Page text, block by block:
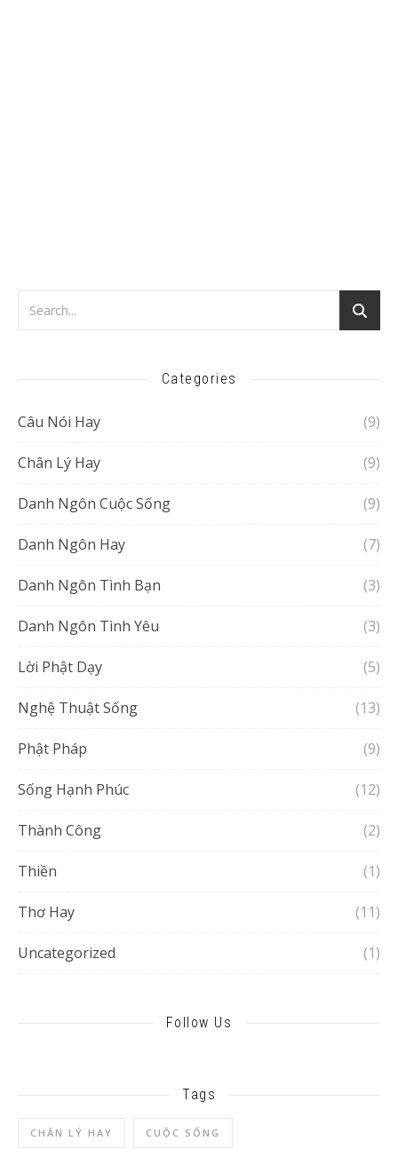
Categories
Câu Nói Hay (9)
Chân Lý Hay (9)
Danh Ngôn Cuộc Sống (9)
Danh Ngôn Hay (7)
Danh Ngôn Tình Bạn (3)
Danh Ngôn Tình Yêu (3)
Lời Phật Dạy (5)
Nghệ Thuật Sống (13)
Phật Pháp (9)
Sống Hạnh Phúc (12)
Thành Công (2)
Thiền (1)
Thơ Hay (11)
Uncategorized (1)
Follow Us
Tags
CHÂN LÝ HAY CUỘC SỐNG